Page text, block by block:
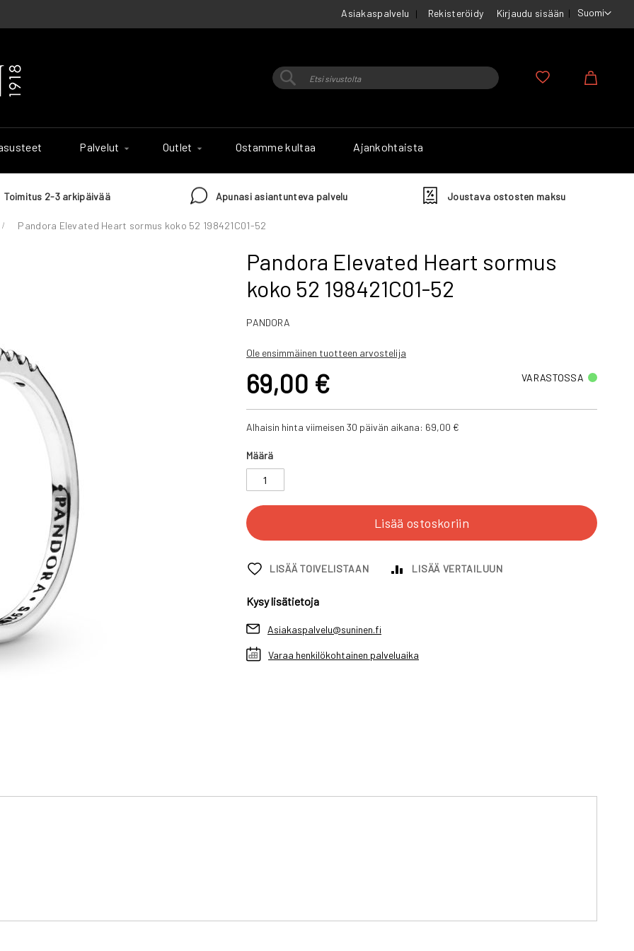
Asiakaspalvelu
Suomi
Rekisteröidy Kirjaudu sisään
Haku
Palvelut Outlet Ostamme kultaa Ajankohtaista
Toimitus 2-3 arkipäivää Apunasi asiantunteva palvelu Joustava ostosten maksu
Pandora Elevated Heart sormus koko 52 198421C01-52
Pandora Elevated Heart sormus
koko 52 198421C01-52
PANDORA
Ole ensimmäinen tuotteen arvostelija
69,00 € VARASTOSSA
Alhaisin hinta viimeisen 30 päivän aikana: 69,00 €
Määrä
Lisää ostoskoriin
LISÄÄ TOIVELISTAAN LISÄÄ VERTAILUUN
Kysy lisätietoja
Asiakaspalvelu@suninen.fi
Varaa henkilökohtainen palveluaika